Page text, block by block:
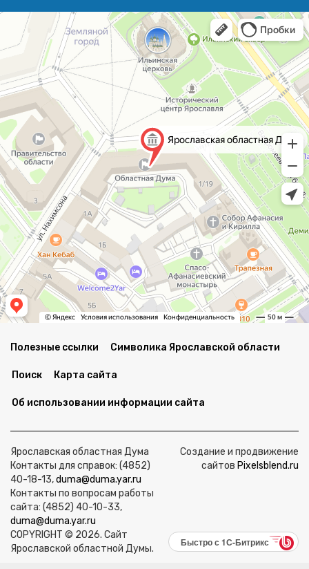
Полезные ссылки Символика Ярославской области
Поиск Карта сайта
Об использовании информации сайта
Ярославская областная Дума
Контакты для справок: (4852)
40-18-13,duma@duma.yar.ru
Контакты по вопросам работы
сайта: (4852) 40-10-33,
duma@duma.yar.ru
COPYRIGHT © 2026. Сайт
Ярославской областной Думы.
Создание и продвижение
сайтов Pixelsblend.ru
Быстро с 1С-Битрикс